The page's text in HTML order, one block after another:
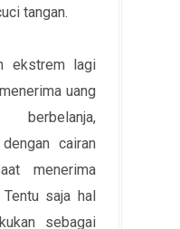
tangan.
ekstrem lagi
uang
berbelanja,
cairan
menerima
saja hal
sebagai